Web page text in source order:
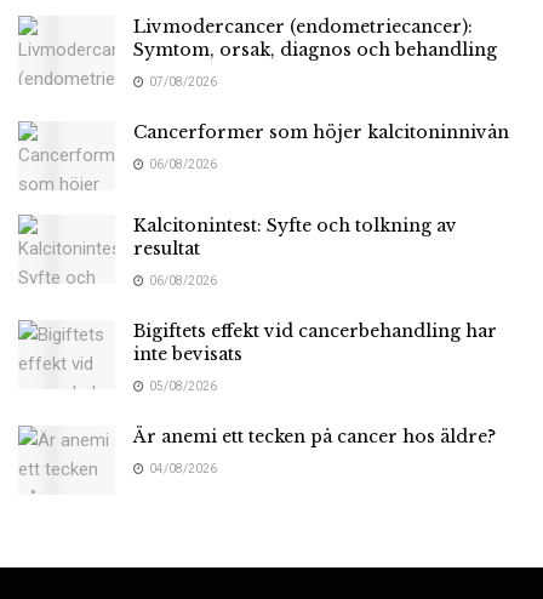
Livmodercancer (endometriecancer):
Symtom, orsak, diagnos och behandling
07/08/2026
Cancerformer som höjer kalcitoninnivån
06/08/2026
Kalcitonintest: Syfte och tolkning av
resultat
06/08/2026
Bigiftets effekt vid cancerbehandling har
inte bevisats
05/08/2026
Är anemi ett tecken på cancer hos äldre?
04/08/2026